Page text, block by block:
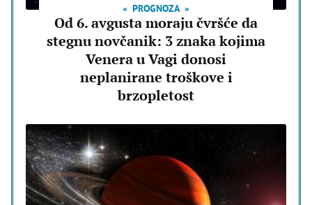
PROGNOZA
Od 6. avgusta moraju čvršće da
stegnu novčanik: 3 znaka kojima
Venera u Vagi donosi
neplanirane troškove i
brzopletost